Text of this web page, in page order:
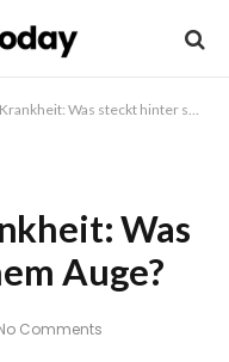
Was steckt hinter seinem Auge?
Was
Auge?
Comments